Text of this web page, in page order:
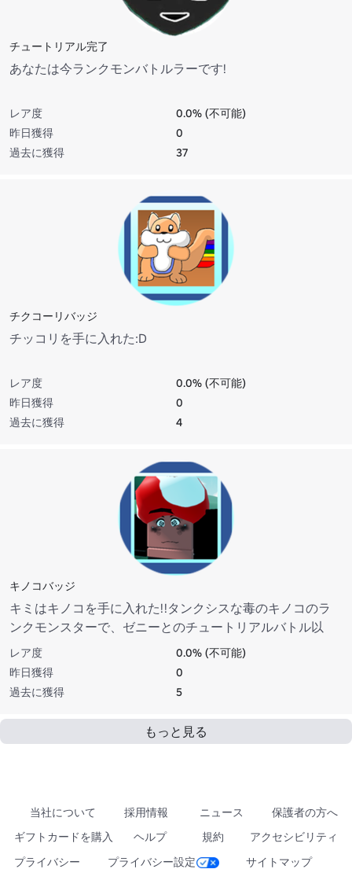
チュートリアル完了
あなたは今ランクモンバトルラーです!
レア度
0.0% (不可能)
昨日獲得
0
過去に獲得
37
チクコーリバッジ
チッコリを手に入れた:D
レア度
0.0% (不可能)
昨日獲得
0
過去に獲得
4
キノコバッジ
キミはキノコを手に入れた!!タンクシスな毒のキノコのラ
ンクモンスターで、ゼニーとのチュートリアルバトル以
来、初めて戦ったランクモンだった。キノコエレメント:フ
ローラ高さ:170cm体重:250lb攻撃体:全体トランススピード:
遅い
レア度
0.0% (不可能)
昨日獲得
0
過去に獲得
5
もっと見る
当社について 採用情報 ニュース
保護者の方へ
ギフトカードを購入
ヘルプ 規約
アクセシビリティ
プライバシー
プライバシー設定 サイトマップ